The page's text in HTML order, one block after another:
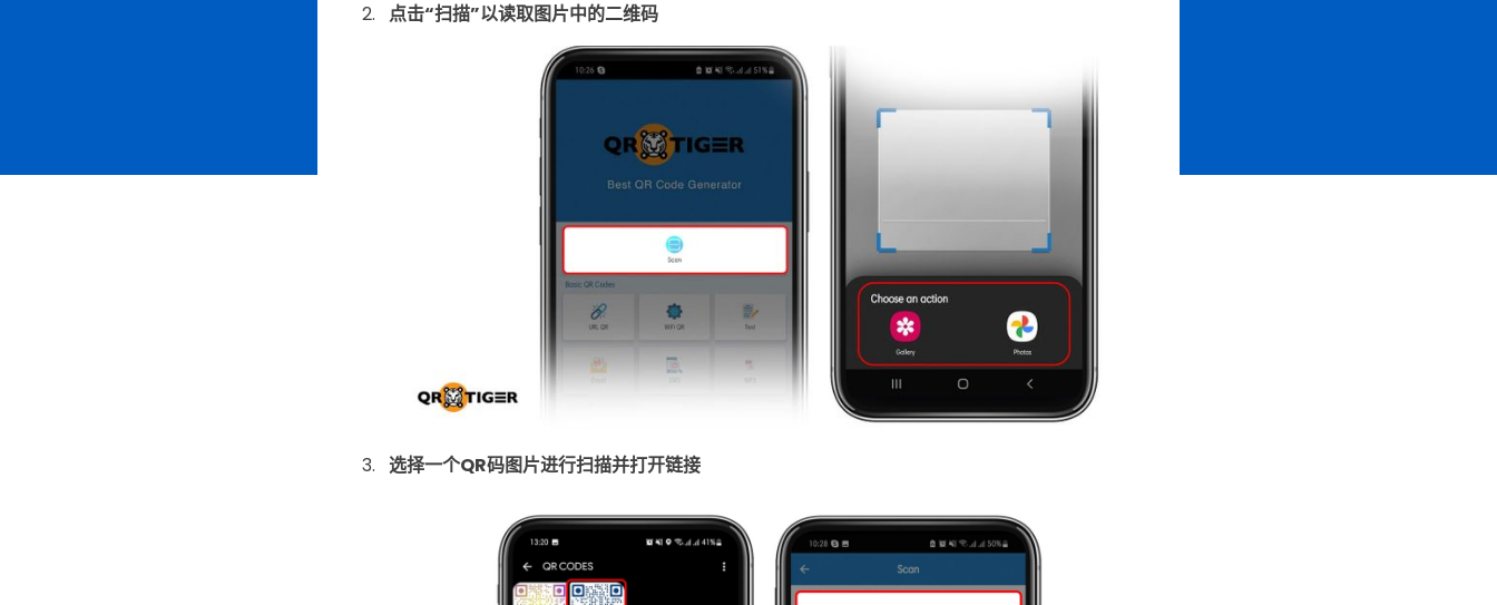
点击“扫描”以读取图片中的二维码
选择一个QR码图片进行扫描并打开链接